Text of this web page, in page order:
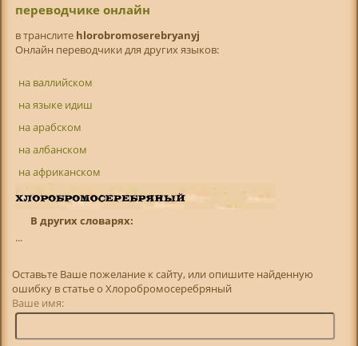
переводчике онлайн
в транслитe hlorobromoserebryanyj
Онлайн переводчики для других языков:
на валлийском
на языке идиш
на арабском
на албанском
на африканском
В других словарях:
...
Оставьте Ваше пожелание к сайту, или опишите найденную
ошибку в статье о Хлоробромосеребряный
Ваше имя: